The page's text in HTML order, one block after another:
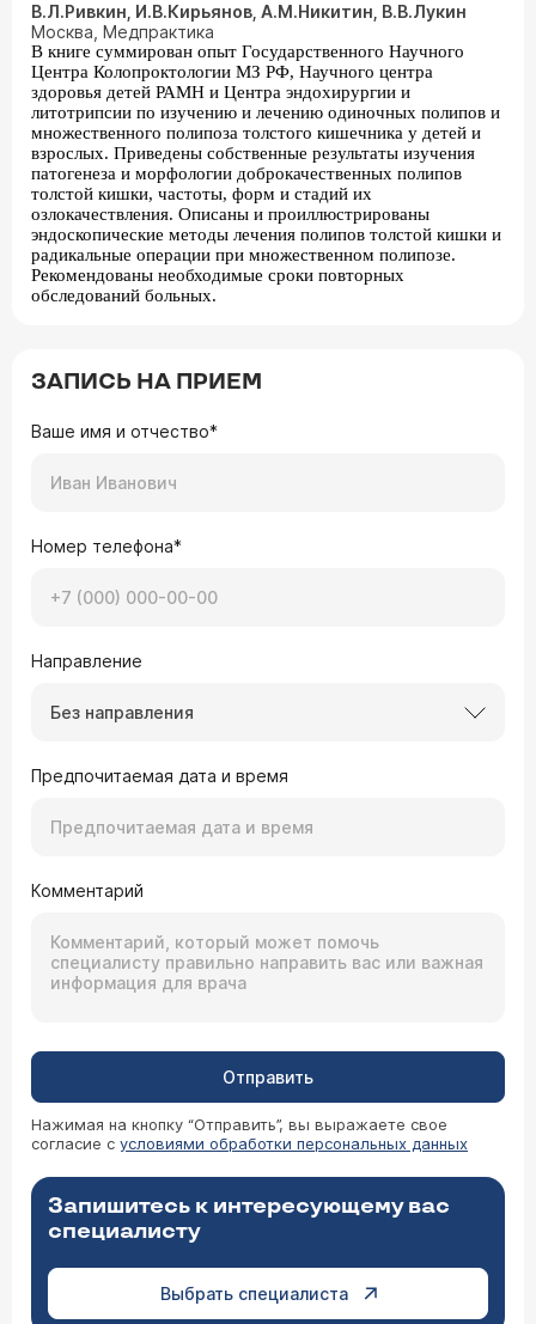
В.Л.Ривкин, И.В.Кирьянов, А.М.Никитин, В.В.Лукин
Москва, Медпрактика
В книге суммирован опыт Государственного Научного
Центра Колопроктологии МЗ РФ, Научного центра
здоровья детей РАМН и Центра эндохирургии и
литотрипсии по изучению и лечению одиночных полипов и
множественного полипоза толстого кишечника у детей и
взрослых. Приведены собственные результаты изучения
патогенеза и морфологии доброкачественных полипов
толстой кишки, частоты, форм и стадий их
озлокачествления. Описаны и проиллюстрированы
эндоскопические методы лечения полипов толстой кишки и
радикальные операции при множественном полипозе.
Рекомендованы необходимые сроки повторных
обследований больных.
ЗАПИСЬ НА ПРИЕМ
Ваше имя и отчество*
Номер телефона*
Направление
Без направления
Предпочитаемая дата и время
Комментарий
Отправить
Нажимая на кнопку “Отправить”, вы выражаете свое
согласие с условиями обработки персональных данных
Запишитесь к интересующему вас
специалисту
Выбрать специалиста